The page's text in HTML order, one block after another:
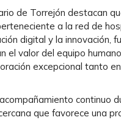
de Torrejón destacan
a la red de
digital y la innovación,
el valor del equipo
excepcional tanto
continuo
que favorece una